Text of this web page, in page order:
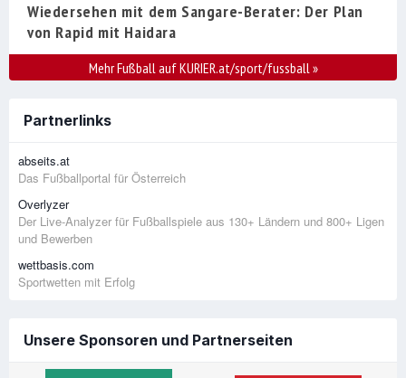
Wiedersehen mit dem Sangare-Berater: Der Plan
von Rapid mit Haidara
Mehr Fußball auf KURIER.at/sport/fussball»
Partnerlinks
abseits.at
Das Fußballportal für Österreich
Overlyzer
Der Live-Analyzer für Fußballspiele aus 130+ Ländern und 800+ Ligen
und Bewerben
wettbasis.com
Sportwetten mit Erfolg
Unsere Sponsoren und Partnerseiten